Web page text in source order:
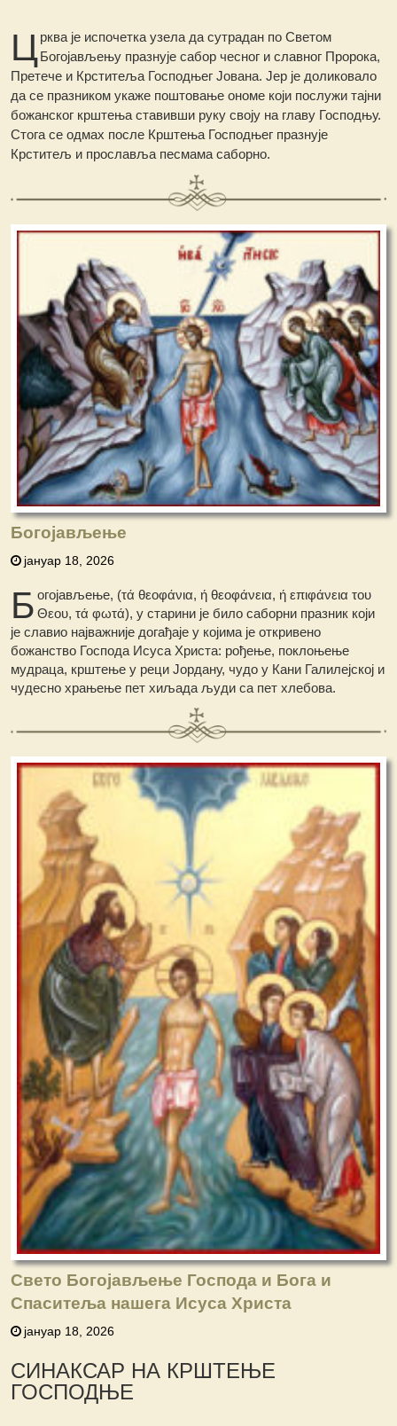
Црква је испочетка узела да сутрадан пo Светом
Богојављењу празнује сабор чесног и славног Пророка,
Претече и Крститеља Господњег Јована. Јер је доликовало
да се празником укаже поштовање ономе који послужи тајни
божанског крштења ставивши руку своју на главу Господњу.
Стога се одмах после Крштења Господњег празнује
Крститељ и прославља песмама саборно.
Богојављење
јануар 18, 2026
Б огојављење, (τά θεοφάνια, ή θεοφάνεια, ή επιφάνεια του
Θεου, τά φωτά), у старини је било саборни празник који
је славио најважније догађаје у којима је откривено
божанство Господа Исуса Христа: рођење, поклоњење
мудраца, крштење у реци Јордану, чудо у Кани Галилејској и
чудесно храњење пет хиљада људи са пет хлебова.
Свето Богојављење Господа и Бога и
Спаситеља нашега Исуса Христа
јануар 18, 2026
СИНАКСАР НА КРШТЕЊЕ
ГОСПОДЊЕ